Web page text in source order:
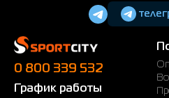
материалов,
удобство при носке.
гарантирует надежную
протяжении всего дня.
Как выбрать
0 800 339 532
График работы